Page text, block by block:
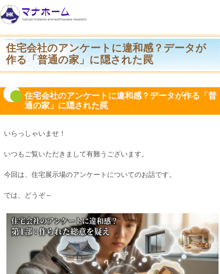
住宅会社のアンケートに違和感？データが
作る「普通の家」に隠された罠
住宅会社のアンケートに違和感？データが作る「普
通の家」に隠された罠
いらっしゃいませ！
いつもご覧いただきまして有難うございます。
今回は、住宅展示場のアンケートについてのお話です。
では、どうぞ～